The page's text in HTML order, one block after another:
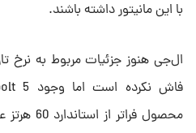
با این مانیتور داشته باشند.
ال‌جی هنوز جزئیات مربوط به نرخ